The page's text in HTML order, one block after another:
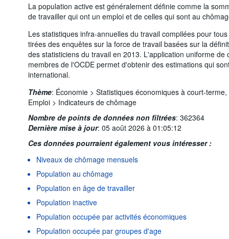
La population active est généralement définie comme la
de travailler qui ont un emploi et de celles qui sont au
Les statistiques infra-annuelles du travail compilées pour
tirées des enquêtes sur la force de travail basées sur la
des statisticiens du travail en 2013. L'application uniforme de
membres de l'OCDE permet d'obtenir des estimations qui
international.
Thème: Économie > Statistiques économiques à court-terme,
Emploi > Indicateurs de chômage
Nombre de points de données non filtrées: 362364
Dernière mise à jour: 05 août 2026 à 01:05:12
Ces données pourraient également vous intéresser :
Niveaux de chômage mensuels
Population au chômage
Population en âge de travailler
Population inactive
Population occupée par activités économiques
Population occupée par groupes d'age